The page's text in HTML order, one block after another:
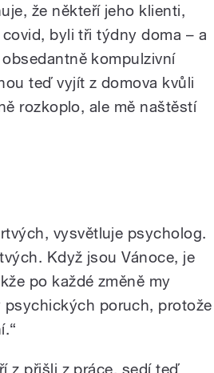
že někteří jeho klienti,
byli tři týdny doma – a
kompulzivní
teď vyjít z domova kvůli
rozkoplo, ale mě naštěstí
vysvětluje psycholog.
Když jsou Vánoce, je
po každé změně my
psychických poruch, protože
z přišli z práce, sedí teď